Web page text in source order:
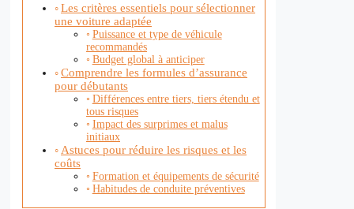
Les critères essentiels pour sélectionner
une voiture adaptée
Puissance et type de véhicule
recommandés
Budget global à anticiper
Comprendre les formules d’assurance
pour débutants
Différences entre tiers, tiers étendu et
tous risques
Impact des surprimes et malus
initiaux
Astuces pour réduire les risques et les
coûts
Formation et équipements de sécurité
Habitudes de conduite préventives